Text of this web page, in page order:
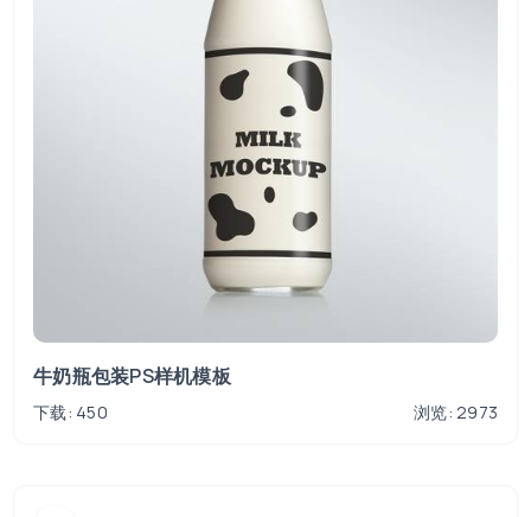
牛奶瓶包装PS样机模板
下载: 450 浏览: 2973